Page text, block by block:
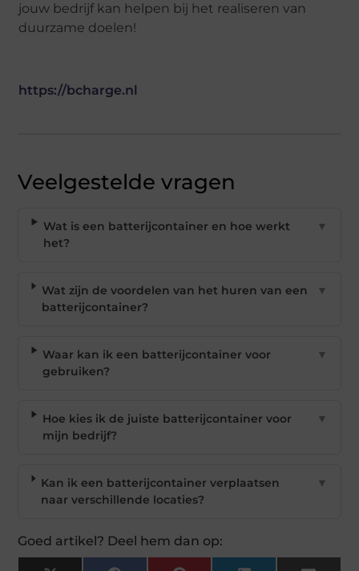
jouw bedrijf kan helpen bij het realiseren van
duurzame doelen!
https://bcharge.nl
Veelgestelde vragen
Wat is een batterijcontainer en hoe werkt
het?
▼
Wat zijn de voordelen van het huren van een
batterijcontainer?
▼
Waar kan ik een batterijcontainer voor
gebruiken?
▼
Hoe kies ik de juiste batterijcontainer voor
mijn bedrijf?
▼
Kan ik een batterijcontainer verplaatsen
naar verschillende locaties?
▼
Goed artikel? Deel hem dan op: